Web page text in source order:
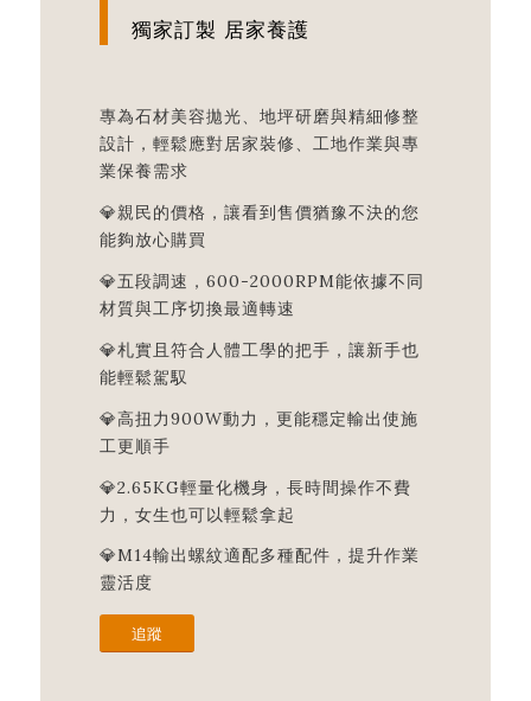
獨家訂製 居家養護
專為石材美容拋光、地坪研磨與精細修整
設計，輕鬆應對居家裝修、工地作業與專
業保養需求
💎親民的價格，讓看到售價猶豫不決的您
能夠放心購買
💎五段調速，600-2000RPM能依據不同
材質與工序切換最適轉速
💎札實且符合人體工學的把手，讓新手也
能輕鬆駕馭
💎高扭力900W動力，更能穩定輸出使施
工更順手
💎2.65KG輕量化機身，長時間操作不費
力，女生也可以輕鬆拿起
💎M14輸出螺紋適配多種配件，提升作業
靈活度
追蹤